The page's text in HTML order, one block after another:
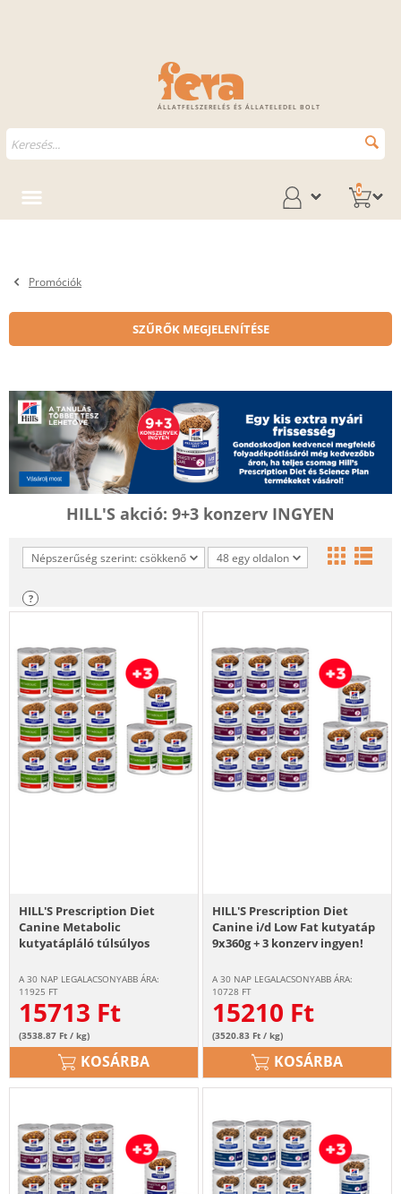
ÁLLATFELSZERELÉS ÉS ÁLLATELEDEL BOLT
0
Promóciók
SZŰRŐK MEGJELENÍTÉSE
HILL'S akció: 9+3 konzerv INGYEN
Népszerűség szerint: csökkenő 48 egy oldalon
?
HILL'S Prescription Diet
Canine Metabolic
kutyatápláló túlsúlyos
konzerv ingyen!
A 30 NAP LEGALACSONYABB ÁRA:
11925 FT
15713 Ft
(3538.87 Ft / kg)
KOSÁRBA
HILL'S Prescription Diet
Canine i/d Low Fat kutyatáp
9x360g + 3 konzerv ingyen!
A 30 NAP LEGALACSONYABB ÁRA:
10728 FT
15210 Ft
(3520.83 Ft / kg)
KOSÁRBA